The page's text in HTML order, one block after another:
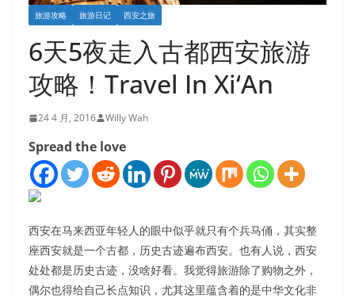
旅游攻略 旅游日记 西安之旅
6天5夜走入古都西安旅游
攻略！Travel In Xi‘An
24 4 月, 2016 Willy Wah
Spread the love
西安在马来西亚年轻人的眼中似乎就只有个兵马俑，其实整
座西安就是一个古都，历史古迹遍布西安。也有人说，西安
处处都是历史古迹，没啥好看。我觉得旅游除了购物之外，
偶尔也得给自己长点知识，尤其这里蕴含着的是中华文化非